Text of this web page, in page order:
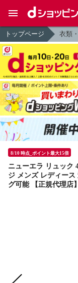
トップページ 衣類
8/10 時点_ポイント最大15倍
ニューエラ リュック
ジ メンズ レディー
グ可能 【正規代理店